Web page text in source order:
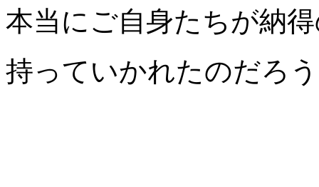
本当にご自身たちが納
持っていかれたのだろ